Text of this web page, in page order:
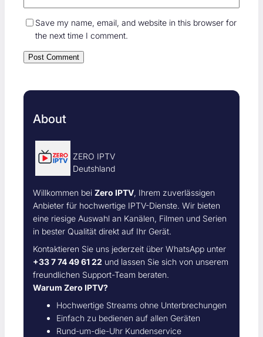
Save my name, email, and website in this browser for
the next time I comment.
About
ZERO IPTV
Deutshland
Willkommen bei Zero IPTV, Ihrem zuverlässigen
Anbieter für hochwertige IPTV-Dienste. Wir bieten
eine riesige Auswahl an Kanälen, Filmen und Serien
in bester Qualität direkt auf Ihr Gerät.
Kontaktieren Sie uns jederzeit über WhatsApp unter
+33 7 74 49 61 22 und lassen Sie sich von unserem
freundlichen Support-Team beraten.
Warum Zero IPTV?
Hochwertige Streams ohne Unterbrechungen
Einfach zu bedienen auf allen Geräten
Rund-um-die-Uhr Kundenservice